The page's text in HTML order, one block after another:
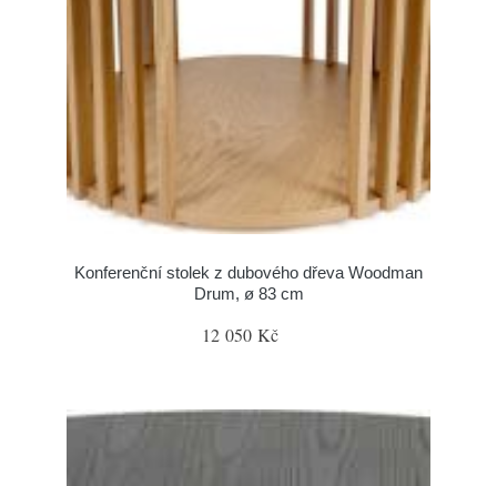
Konferenční stolek z dubového dřeva Woodman
Drum, ø 83 cm
12 050 Kč